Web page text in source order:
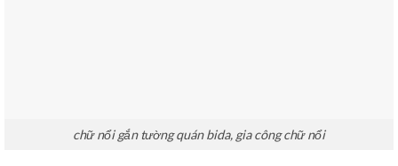
chữ nổi gắn tường quán bida, gia công chữ nổi